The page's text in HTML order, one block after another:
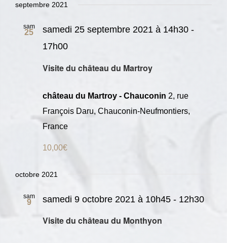
septembre 2021
sam
25
Visite du château du Martroy
samedi 25 septembre 2021 à 14h30 -
17h00
château du Martroy - Chauconin 2, rue
François Daru, Chauconin-Neufmontiers,
France
10,00€
octobre 2021
sam
9
Visite du château du Monthyon
samedi 9 octobre 2021 à 10h45 - 12h30